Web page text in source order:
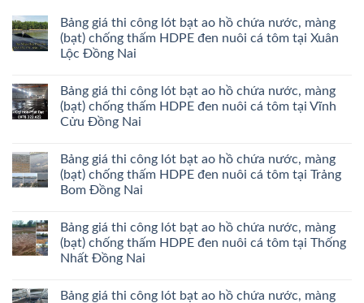
Bảng giá thi công lót bạt ao hồ chứa nước, màng
(bạt) chống thấm HDPE đen nuôi cá tôm tại Xuân
Lộc Đồng Nai
Bảng giá thi công lót bạt ao hồ chứa nước, màng
(bạt) chống thấm HDPE đen nuôi cá tôm tại Vĩnh
Cửu Đồng Nai
Bảng giá thi công lót bạt ao hồ chứa nước, màng
(bạt) chống thấm HDPE đen nuôi cá tôm tại Trảng
Bom Đồng Nai
Bảng giá thi công lót bạt ao hồ chứa nước, màng
(bạt) chống thấm HDPE đen nuôi cá tôm tại Thống
Nhất Đồng Nai
Bảng giá thi công lót bạt ao hồ chứa nước, màng